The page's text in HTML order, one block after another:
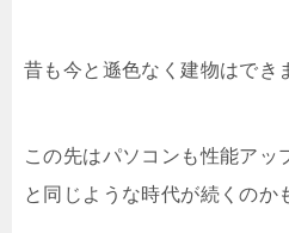
昔も今と遜色なく建物はでき
この先はパソコンも性能アッ
と同じような時代が続くのか